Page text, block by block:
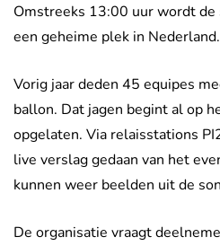
Omstreeks 13:00 uur wordt de
een geheime plek in Nederland.
Vorig jaar deden 45 equipes
ballon. Dat jagen begint al op
opgelaten. Via relaisstations
live verslag gedaan van het
kunnen weer beelden uit de
De organisatie vraagt